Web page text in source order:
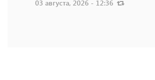
03 августа, 2026 - 12:36